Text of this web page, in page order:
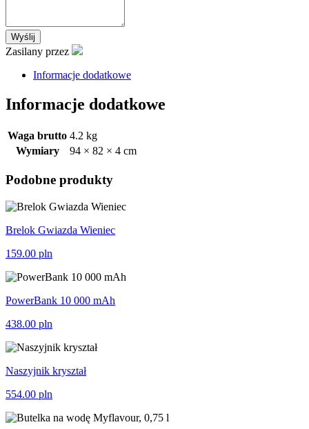
Wyślij
Zasilany przez
Informacje dodatkowe
Informacje dodatkowe
Waga brutto 4.2 kg
Wymiary
94 × 82 × 4 cm
Podobne produkty
Brelok Gwiazda Wieniec
159.00 pln
PowerBank 10 000 mAh
438.00 pln
Naszyjnik kryształ
554.00 pln